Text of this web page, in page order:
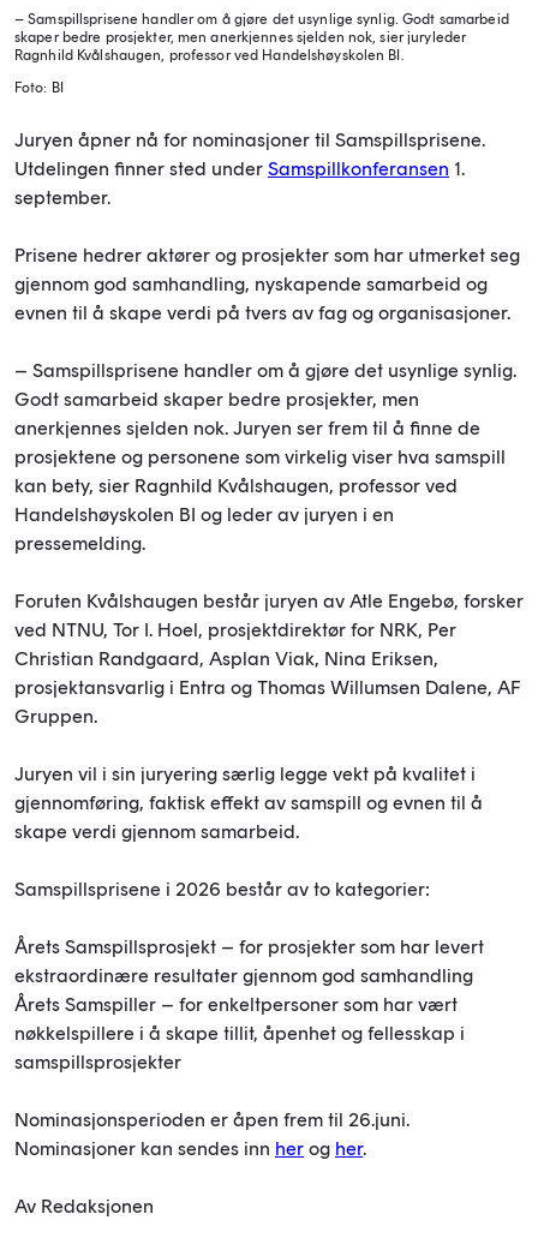
– Samspillsprisene handler om å gjøre det usynlige synlig. Godt samarbeid
skaper bedre prosjekter, men anerkjennes sjelden nok, sier juryleder
Ragnhild Kvålshaugen, professor ved Handelshøyskolen BI.
Foto: BI
Juryen åpner nå for nominasjoner til Samspillsprisene.
Utdelingen finner sted under Samspillkonferansen 1.
september.
Prisene hedrer aktører og prosjekter som har utmerket seg
gjennom god samhandling, nyskapende samarbeid og
evnen til å skape verdi på tvers av fag og organisasjoner.
– Samspillsprisene handler om å gjøre det usynlige synlig.
Godt samarbeid skaper bedre prosjekter, men
anerkjennes sjelden nok. Juryen ser frem til å finne de
prosjektene og personene som virkelig viser hva samspill
kan bety, sier Ragnhild Kvålshaugen, professor ved
Handelshøyskolen BI og leder av juryen i en
pressemelding.
Foruten Kvålshaugen består juryen av Atle Engebø, forsker
ved NTNU, Tor I. Hoel, prosjektdirektør for NRK, Per
Christian Randgaard, Asplan Viak, Nina Eriksen,
prosjektansvarlig i Entra og Thomas Willumsen Dalene, AF
Gruppen.
Juryen vil i sin juryering særlig legge vekt på kvalitet i
gjennomføring, faktisk effekt av samspill og evnen til å
skape verdi gjennom samarbeid.
Samspillsprisene i 2026 består av to kategorier:
Årets Samspillsprosjekt – for prosjekter som har levert
ekstraordinære resultater gjennom god samhandling
Årets Samspiller – for enkeltpersoner som har vært
nøkkelspillere i å skape tillit, åpenhet og fellesskap i
samspillsprosjekter
Nominasjonsperioden er åpen frem til 26.juni.
Nominasjoner kan sendes inn her og her.
Av Redaksjonen